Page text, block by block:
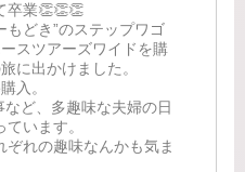
卒業👏👏👏
もどき”のステップワゴ
スツアーズワイドを購
に出かけました。
入。
ど、多趣味な夫婦の日
います。
ぞれの趣味なんかも気ま